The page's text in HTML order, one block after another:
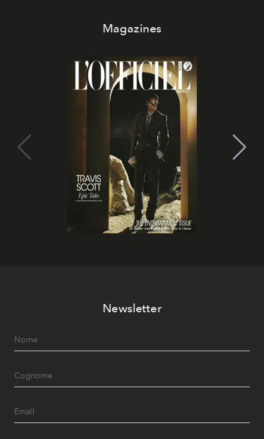
Magazines
Newsletter